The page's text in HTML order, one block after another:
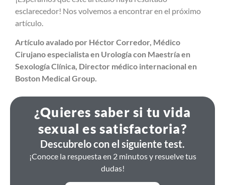
esclarecedor! Nos volvemos a encontrar en el próximo
artículo.
Artículo avalado por Héctor Corredor, Médico
Cirujano especialista en Urología con Maestría en
Sexología Clínica, Director médico internacional en
Boston Medical Group.
¿Quieres saber si tu vida
sexual es satisfactoria?
Descubrelo con el siguiente test.
¡Conoce la respuesta en 2 minutos y resuelve tus
dudas!